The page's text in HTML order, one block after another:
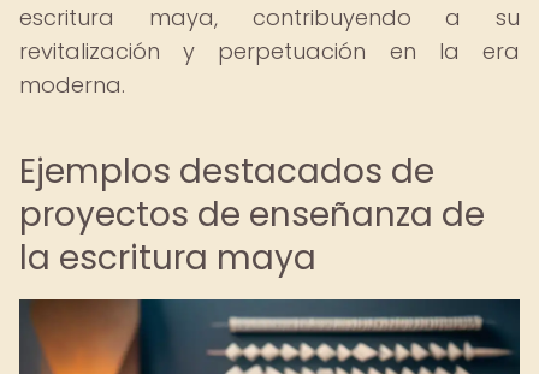
escritura maya, contribuyendo a su
revitalización y perpetuación en la era
moderna.
Ejemplos destacados de
proyectos de enseñanza de
la escritura maya